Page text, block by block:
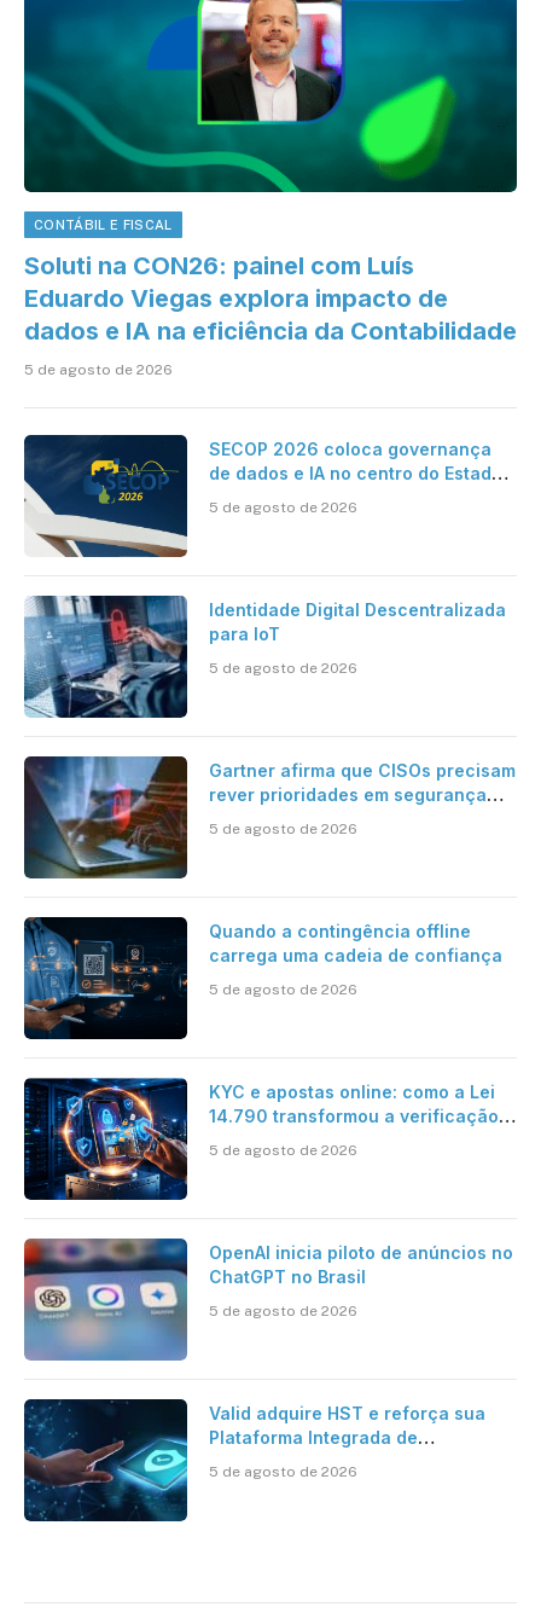
CONTÁBIL E FISCAL
Soluti na CON26: painel com Luís
Eduardo Viegas explora impacto de
dados e IA na eficiência da Contabilidade
5 de agosto de 2026
SECOP 2026 coloca governança
de dados e IA no centro do Estado
5 de agosto de 2026
Identidade Digital Descentralizada
para IoT
5 de agosto de 2026
Gartner afirma que CISOs precisam
rever prioridades em segurança
desafios impostos pela Inteligência
5 de agosto de 2026
Quando a contingência offline
carrega uma cadeia de confiança
5 de agosto de 2026
KYC e apostas online: como a Lei
14.790 transformou a verificação
brasileiro
5 de agosto de 2026
OpenAI inicia piloto de anúncios no
ChatGPT no Brasil
5 de agosto de 2026
Valid adquire HST e reforça sua
Plataforma Integrada de
5 de agosto de 2026